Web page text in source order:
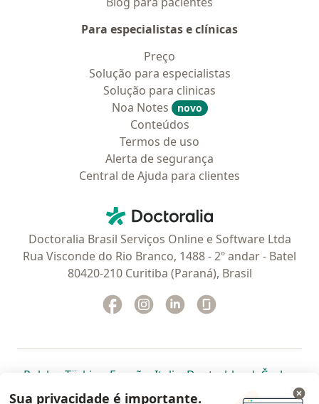
Para especialistas e clínicas
Preço
Solução para especialistas
Solução para clinicas
Noa Notes
novo
Conteúdos
Termos de uso
Alerta de segurança
Central de Ajuda para clientes
Doctoralia - Homepage
Doctoralia Brasil Serviços Online e Software Ltda
Rua Visconde do Rio Branco, 1488 - 2º andar - Batel
80420-210 Curitiba (Paraná), Brasil
Facebook
abre num novo separador
Instagram
abre num novo separador
Linkedin
abre num novo
Polska abre num novo separador
Türkiye abre num novo separador
España abre num novo separador
Italia abre num novo
Deutschlandabre num
Česko
Portugal abre num novo separador
, México abre num novo separador
, abre num novo separador
Brasil abre num novoabre num
abre
Sua privacidade é importante.